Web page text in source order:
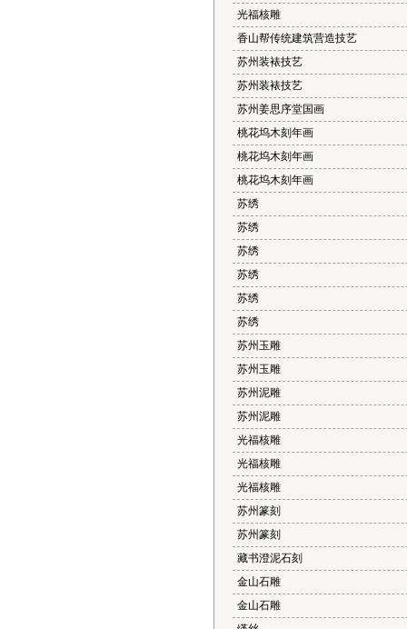
光福核雕
香山帮传统建筑营造技艺
苏州装裱技艺
苏州装裱技艺
苏州姜思序堂国画
桃花坞木刻年画
桃花坞木刻年画
桃花坞木刻年画
苏绣
苏绣
苏绣
苏绣
苏绣
苏绣
苏州玉雕
苏州玉雕
苏州泥雕
苏州泥雕
光福核雕
光福核雕
光福核雕
苏州篆刻
苏州篆刻
藏书澄泥石刻
金山石雕
金山石雕